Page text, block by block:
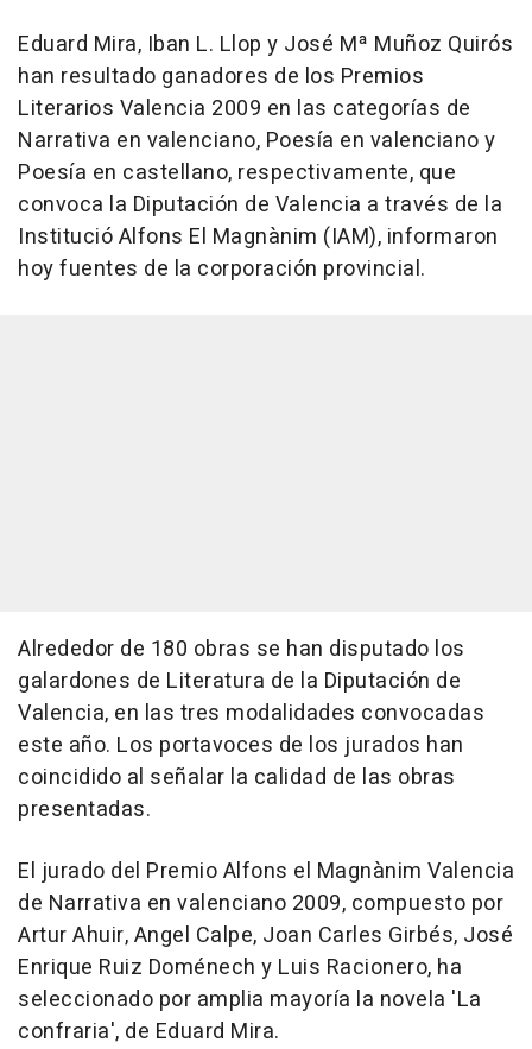
Eduard Mira, Iban L. Llop y José Mª Muñoz Quirós
han resultado ganadores de los Premios
Literarios Valencia 2009 en las categorías de
Narrativa en valenciano, Poesía en valenciano y
Poesía en castellano, respectivamente, que
convoca la Diputación de Valencia a través de la
Institució Alfons El Magnànim (IAM), informaron
hoy fuentes de la corporación provincial.
Alrededor de 180 obras se han disputado los
galardones de Literatura de la Diputación de
Valencia, en las tres modalidades convocadas
este año. Los portavoces de los jurados han
coincidido al señalar la calidad de las obras
presentadas.
El jurado del Premio Alfons el Magnànim Valencia
de Narrativa en valenciano 2009, compuesto por
Artur Ahuir, Angel Calpe, Joan Carles Girbés, José
Enrique Ruiz Doménech y Luis Racionero, ha
seleccionado por amplia mayoría la novela 'La
confraria', de Eduard Mira.